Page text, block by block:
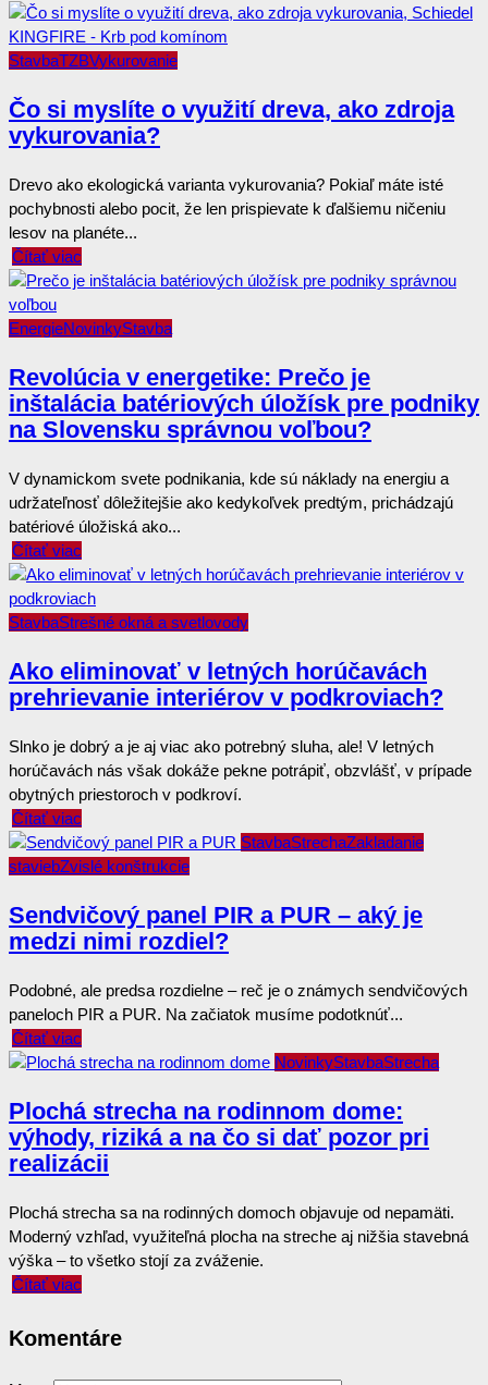
StavbaTZBVykurovanie
Čo si myslíte o využití dreva, ako zdroja
vykurovania?
Drevo ako ekologická varianta vykurovania? Pokiaľ máte isté
pochybnosti alebo pocit, že len prispievate k ďalšiemu ničeniu
lesov na planéte...
Čítať viac
EnergieNovinkyStavba
Revolúcia v energetike: Prečo je
inštalácia batériových úložísk pre podniky
na Slovensku správnou voľbou?
V dynamickom svete podnikania, kde sú náklady na energiu a
udržateľnosť dôležitejšie ako kedykoľvek predtým, prichádzajú
batériové úložiská ako...
Čítať viac
StavbaStrešné okná a svetlovody
Ako eliminovať v letných horúčavách
prehrievanie interiérov v podkroviach?
Slnko je dobrý a je aj viac ako potrebný sluha, ale! V letných
horúčavách nás však dokáže pekne potrápiť, obzvlášť, v prípade
obytných priestoroch v podkroví.
Čítať viac
StavbaStrechaZakladanie
staviebZvislé konštrukcie
Sendvičový panel PIR a PUR – aký je
medzi nimi rozdiel?
Podobné, ale predsa rozdielne – reč je o známych sendvičových
paneloch PIR a PUR. Na začiatok musíme podotknúť...
Čítať viac
NovinkyStavbaStrecha
Plochá strecha na rodinnom dome:
výhody, riziká a na čo si dať pozor pri
realizácii
Plochá strecha sa na rodinných domoch objavuje od nepamäti.
Moderný vzhľad, využiteľná plocha na streche aj nižšia stavebná
výška – to všetko stojí za zváženie.
Čítať viac
Komentáre